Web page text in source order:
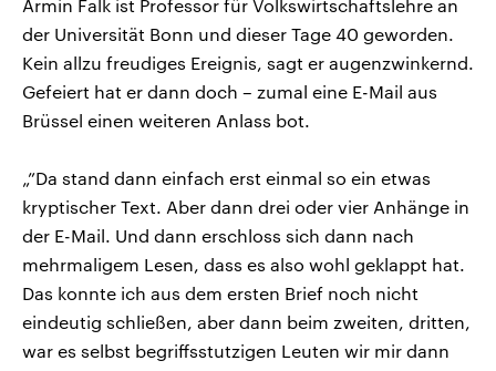
Armin Falk ist Professor für Volkswirtschaftslehre an
der Universität Bonn und dieser Tage 40 geworden.
Kein allzu freudiges Ereignis, sagt er augenzwinkernd.
Gefeiert hat er dann doch – zumal eine E-Mail aus
Brüssel einen weiteren Anlass bot.
„”Da stand dann einfach erst einmal so ein etwas
kryptischer Text. Aber dann drei oder vier Anhänge in
der E-Mail. Und dann erschloss sich dann nach
mehrmaligem Lesen, dass es also wohl geklappt hat.
Das konnte ich aus dem ersten Brief noch nicht
eindeutig schließen, aber dann beim zweiten, dritten,
war es selbst begriffsstutzigen Leuten wir mir dann